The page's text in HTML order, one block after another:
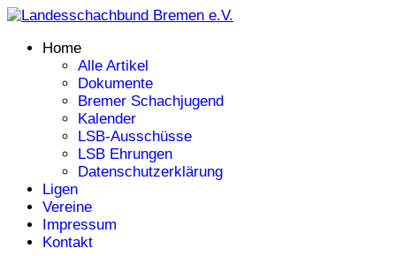
Home
Alle Artikel
Dokumente
Bremer Schachjugend
Kalender
LSB-Ausschüsse
LSB Ehrungen
Datenschutzerklärung
Ligen
Vereine
Impressum
Kontakt